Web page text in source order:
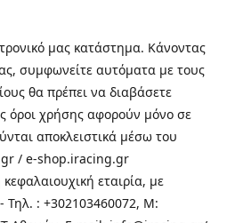
μας κατάστημα. Κάνοντας
συμφωνείτε αυτόματα με τους
θα πρέπει να διαβάσετε
όροι χρήσης αφορούν μόνο σε
αποκλειστικά μέσω του
/ e-shop.iracing.gr
εταιρία, με
Τηλ. : +302103460072, M: